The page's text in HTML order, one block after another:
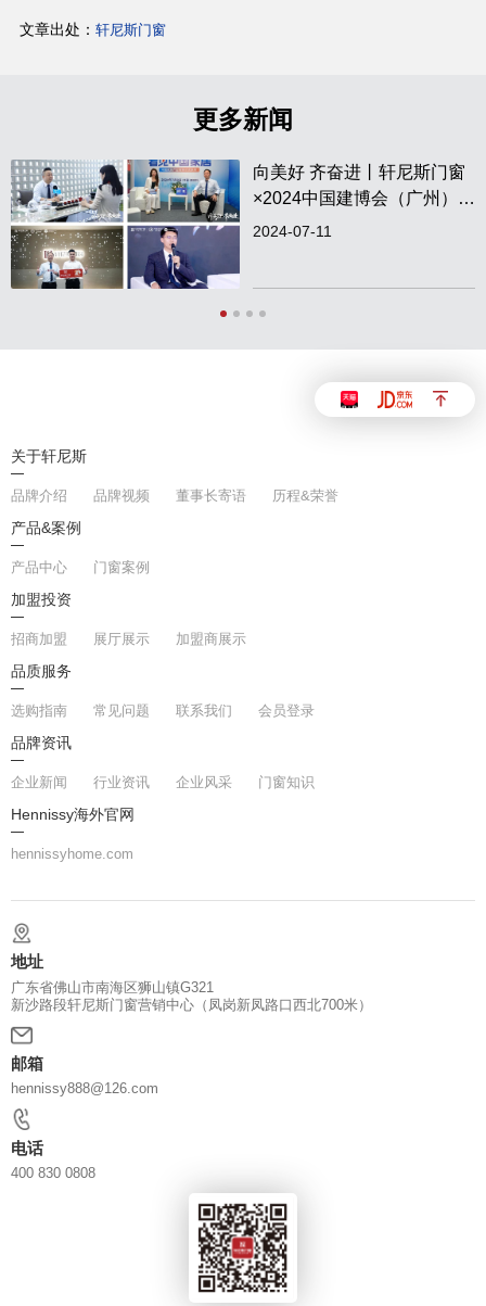
文章出处： 轩尼斯门窗
更多新闻
向美好 齐奋进丨轩尼斯门窗
×2024中国建博会（广州）圆
满收官！
2024-07-11
关于轩尼斯
品牌介绍 品牌视频 董事长寄语
历程&荣誉
产品&案例
产品中心
门窗案例
加盟投资
招商加盟 展厅展示
加盟商展示
品质服务
选购指南 常见问题 联系我们
会员登录
品牌资讯
企业新闻 行业资讯 企业风采
门窗知识
Hennissy海外官网
hennissyhome.com
地址
广东省佛山市南海区狮山镇G321
新沙路段轩尼斯门窗营销中心（凤岗新凤路口西北700米）
邮箱
hennissy888@126.com
电话
400 830 0808